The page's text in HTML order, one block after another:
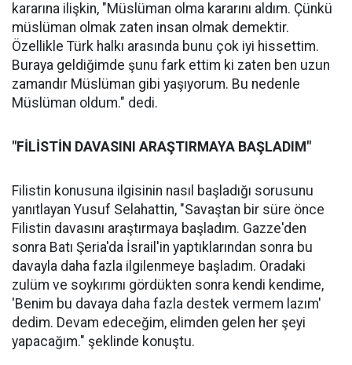
kararına ilişkin, "Müslüman olma kararını aldım. Çünkü
müslüman olmak zaten insan olmak demektir.
Özellikle Türk halkı arasında bunu çok iyi hissettim.
Buraya geldiğimde şunu fark ettim ki zaten ben uzun
zamandır Müslüman gibi yaşıyorum. Bu nedenle
Müslüman oldum." dedi.
"FİLİSTİN DAVASINI ARAŞTIRMAYA BAŞLADIM"
Filistin konusuna ilgisinin nasıl başladığı sorusunu
yanıtlayan Yusuf Selahattin, "Savaştan bir süre önce
Filistin davasını araştırmaya başladım. Gazze'den
sonra Batı Şeria'da İsrail'in yaptıklarından sonra bu
davayla daha fazla ilgilenmeye başladım. Oradaki
zulüm ve soykırımı gördükten sonra kendi kendime,
'Benim bu davaya daha fazla destek vermem lazım'
dedim. Devam edeceğim, elimden gelen her şeyi
yapacağım." şeklinde konuştu.